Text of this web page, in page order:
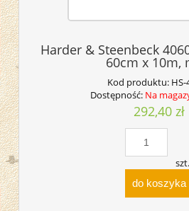
Harder & Steenbeck
60cm x 10m,
Kod produktu: HS-
Dostępność: Na
292,40 zł
szt.
do koszyka